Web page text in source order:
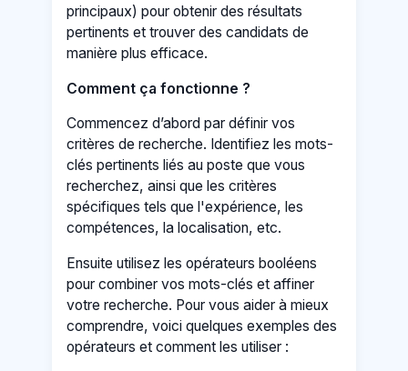
principaux) pour obtenir des résultats
pertinents et trouver des candidats de
manière plus efficace.
Comment ça fonctionne ?
Commencez d’abord par définir vos
critères de recherche. Identifiez les mots-
clés pertinents liés au poste que vous
recherchez, ainsi que les critères
spécifiques tels que l'expérience, les
compétences, la localisation, etc.
Ensuite utilisez les opérateurs booléens
pour combiner vos mots-clés et affiner
votre recherche. Pour vous aider à mieux
comprendre, voici quelques exemples des
opérateurs et comment les utiliser :